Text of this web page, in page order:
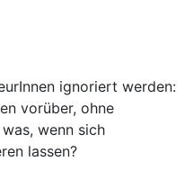
ignoriert werden:
vorüber, ohne
wenn sich
lassen?